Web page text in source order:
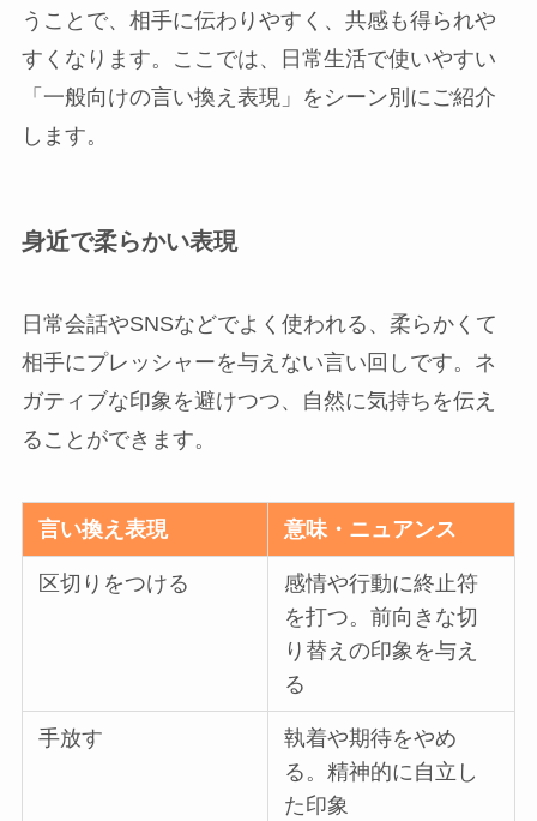
うことで、相手に伝わりやすく、共感も得られや
すくなります。ここでは、日常生活で使いやすい
「一般向けの言い換え表現」をシーン別にご紹介
します。
身近で柔らかい表現
日常会話やSNSなどでよく使われる、柔らかくて
相手にプレッシャーを与えない言い回しです。ネ
ガティブな印象を避けつつ、自然に気持ちを伝え
ることができます。
言い換え表現 意味・ニュアンス
区切りをつける
感情や行動に終止符
を打つ。前向きな切
り替えの印象を与え
る
手放す
執着や期待をやめ
る。精神的に自立し
た印象